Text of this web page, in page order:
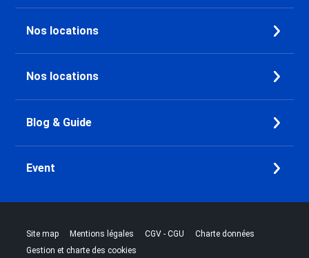
Nos locations
Nos locations
Blog & Guide
Event
Site map |Mentions légales |CGV - CGU |Charte données
Gestion et charte des cookies